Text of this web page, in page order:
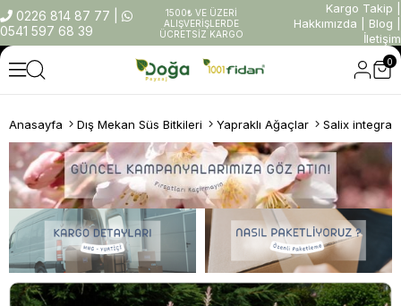
0226 814 87 77
0541 597 68 39
1500₺ VE ÜZERİ
ALIŞVERİŞLERDE
ÜCRETSİZ KARGO
Kargo Takip
Hakkımızda
Blog
İletişim
0
Anasayfa Dış Mekan Süs Bitkileri Yapraklı Ağaçlar Salix integra